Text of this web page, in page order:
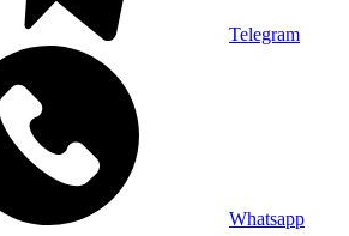
Telegram
Whatsapp